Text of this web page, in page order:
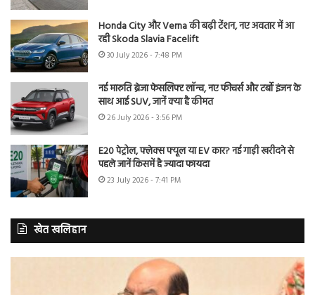
Honda City और Verna की बढ़ी टेंशन, नए अवतार में आ
रही Skoda Slavia Facelift
30 July 2026 - 7:48 PM
नई मारुति ब्रेजा फेसलिफ्ट लॉन्च, नए फीचर्स और टर्बो इंजन के
साथ आई SUV, जानें क्या है कीमत
26 July 2026 - 3:56 PM
E20 पेट्रोल, फ्लेक्स फ्यूल या EV कार? नई गाड़ी खरीदने से
पहले जानें किसमें है ज्यादा फायदा
23 July 2026 - 7:41 PM
खेत खलिहान